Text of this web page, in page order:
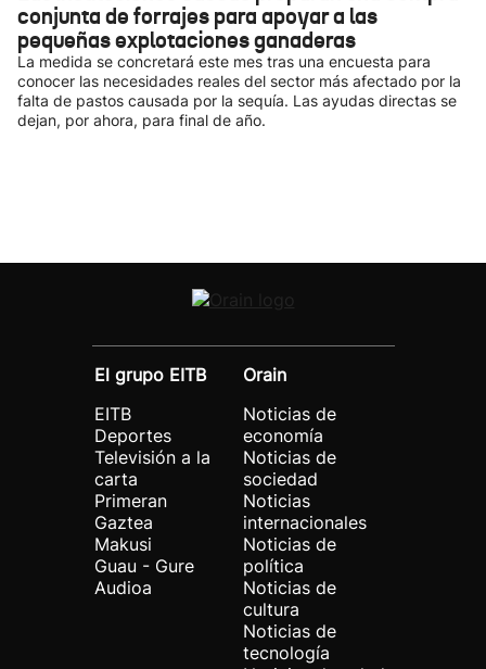
conjunta de forrajes para apoyar a las
pequeñas explotaciones ganaderas
La medida se concretará este mes tras una encuesta para
conocer las necesidades reales del sector más afectado por la
falta de pastos causada por la sequía. Las ayudas directas se
dejan, por ahora, para final de año.
El grupo EITB
EITB
Deportes
Televisión a la
carta
Primeran
Gaztea
Makusi
Guau - Gure
Audioa
Orain
Noticias de
economía
Noticias de
sociedad
Noticias
internacionales
Noticias de
política
Noticias de
cultura
Noticias de
tecnología